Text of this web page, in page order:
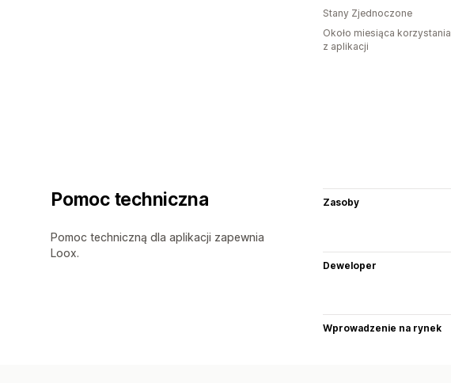
Stany Zjednoczone
Około miesiąca korzystania
z aplikacji
Pomoc techniczna
Pomoc techniczną dla aplikacji zapewnia
Loox.
Zasoby
Deweloper
Wprowadzenie na rynek